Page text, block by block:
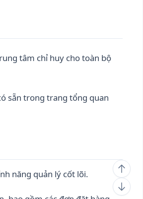
tâm chỉ huy cho toàn bộ
sẵn trong trang tổng quan
năng quản lý cốt lõi.